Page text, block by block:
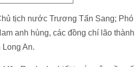
tịch nước Trương Tấn Sang; Phó
anh hùng, các đồng chí lão thành
An.